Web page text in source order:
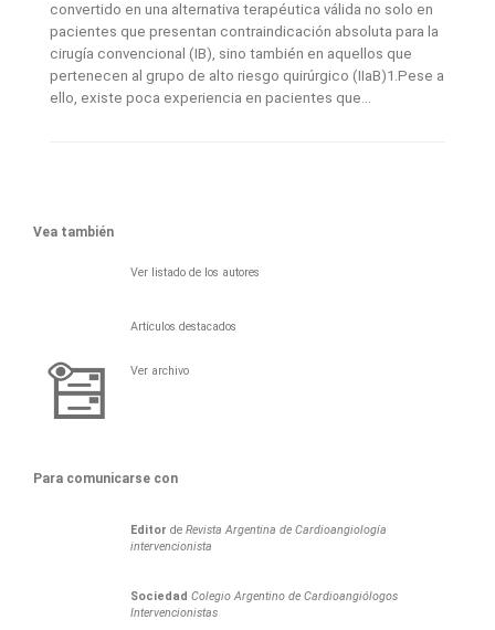
convertido en una alternativa terapéutica válida no solo en
pacientes que presentan contraindicación absoluta para la
cirugía convencional (IB), sino también en aquellos que
pertenecen al grupo de alto riesgo quirúrgico (IIaB)1.Pese a
ello, existe poca experiencia en pacientes que...
Vea también
Ver listado de los autores
Artículos destacados
Ver archivo
Para comunicarse con
Editor deRevista Argentina de Cardioangiología
intervencionista
Sociedad Colegio Argentino de Cardioangiólogos
Intervencionistas